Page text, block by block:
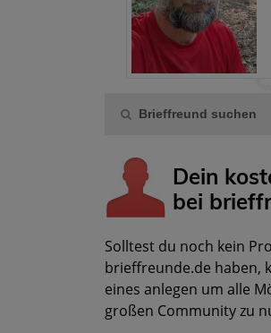
Brieffreund suchen
Dein
bei
Solltest du noch kein
brieffreunde.de haben,
eines anlegen um alle
großen Community zu